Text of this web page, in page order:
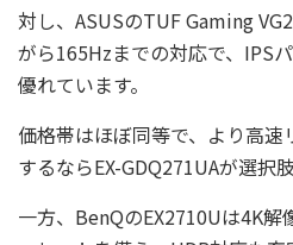
対し、ASUSのTUF Gaming
がら165Hzまでの対応で、IPS
優れています。
価格帯はほぼ同等で、より高
するならEX-GDQ271UAが選択
一方、BenQのEX2710Uは4K